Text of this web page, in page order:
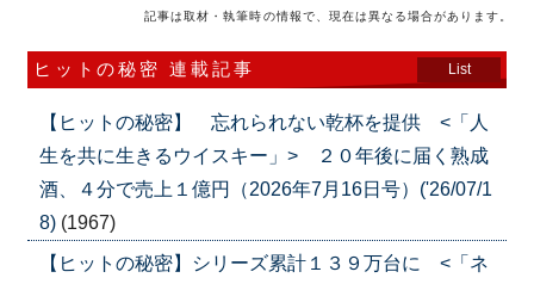
記事は取材・執筆時の情報で、現在は異なる場合があります。
ヒットの秘密 連載記事 List
【ヒットの秘密】 忘れられない乾杯を提供 <「人
生を共に生きるウイスキー」> ２０年後に届く熟成
酒、４分で売上１億円（2026年7月16日号）('26/07/1
8) (1967)
【ヒットの秘密】シリーズ累計１３９万台に <「ネ